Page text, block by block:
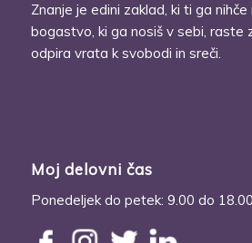
Znanje je edini zaklad, ki ti ga
bogastvo, ki ga nosiš v sebi, raste
odpira vrata k svobodi in sreči.
Moj delovni čas
Ponedeljek do petek: 9.00 do 18.00